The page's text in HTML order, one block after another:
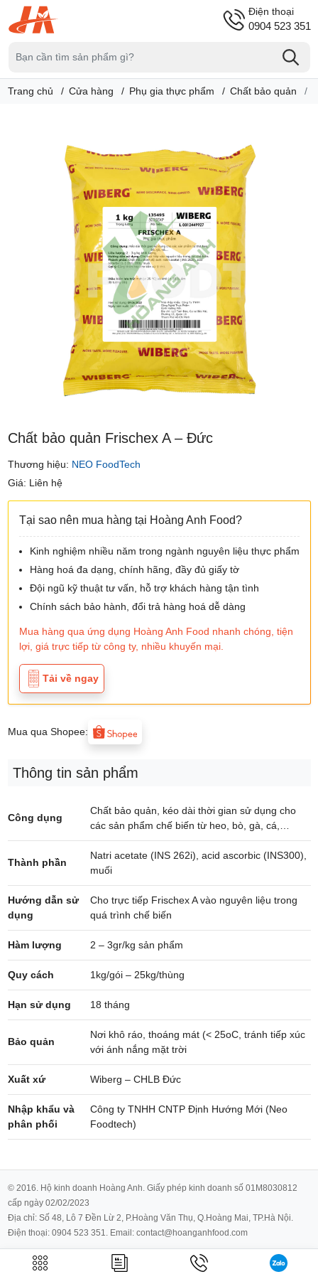
Điện thoại
0904 523 351
Trang chủ Cửa hàng Phụ gia thực phẩm Chất bảo quản
Chất bảo quản Frischex A – Đức
Thương hiệu: NEO FoodTech
Giá: Liên hệ
Tại sao nên mua hàng tại Hoàng Anh Food?
Kinh nghiệm nhiều năm trong ngành nguyên liệu thực phẩm
Hàng hoá đa dạng, chính hãng, đầy đủ giấy tờ
Đội ngũ kỹ thuật tư vấn, hỗ trợ khách hàng tận tình
Chính sách bảo hành, đổi trả hàng hoá dễ dàng
Mua hàng qua ứng dụng Hoàng Anh Food nhanh chóng, tiện
lợi, giá trực tiếp từ công ty, nhiều khuyến mại.
Tải về ngay
Mua qua Shopee:
Thông tin sản phẩm
Công dụng
Chất bảo quản, kéo dài thời gian sử dụng cho
các sản phẩm chế biến từ heo, bò, gà, cá,…
Thành phần
Natri acetate (INS 262i), acid ascorbic (INS300),
muối
Hướng dẫn sử
dụng
Cho trực tiếp Frischex A vào nguyên liệu trong
quá trình chế biến
Hàm lượng 2 – 3gr/kg sản phẩm
Quy cách 1kg/gói – 25kg/thùng
Hạn sử dụng 18 tháng
Bảo quản
Nơi khô ráo, thoáng mát (< 25oC, tránh tiếp xúc
với ánh nắng mặt trời
Xuất xứ Wiberg – CHLB Đức
Nhập khẩu và
phân phối
Công ty TNHH CNTP Định Hướng Mới (Neo
Foodtech)
© 2016. Hộ kinh doanh Hoàng Anh. Giấy phép kinh doanh số 01M8030812
cấp ngày 02/02/2023
Địa chỉ: Số 48, Lô 7 Đền Lừ 2, P.Hoàng Văn Thụ, Q.Hoàng Mai, TP.Hà Nội.
Điện thoại: 0904 523 351. Email: contact@hoanganhfood.com